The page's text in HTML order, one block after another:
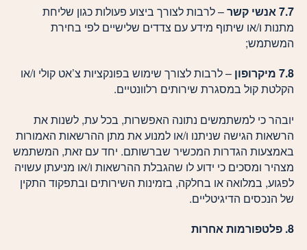
7.7 אנשי קשר
– לרבות לצורך ביצוע פעולות כגון שליחת
מתנות ו/או שיתוף מידע עם צדדים שלישיים לפי בחירת
המשתמש;
7.8 מיקרופון
– לרבות לצורך שימוש בפונקציות צ’אט קולי ו/או
הקלטת קול במסגרת שירותים רלוונטיים.
יובהר כי למשתמשים נתונה האפשרות, בכל עת, לשנות את
הרשאות הגישה שניתנו ו/או למנוע את מתן ההרשאות האמורות
באמצעות הגדרות המכשיר שברשותם. יחד עם זאת, המשתמש
מצהיר ומסכים כי ידוע לו שהגבלת ההרשאות ו/או מניעתן עשויה
לפגוע, במלואה או בחלקה, בזמינות השירותים ובתפקוד התקין
של הנכסים הדיגיטליים.
8. פלטפורמות אחרות